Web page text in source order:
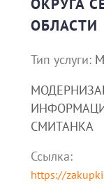
ОБЛАСТИ
Тип услуги:
СМИТАНКА
Ссылка:
https://